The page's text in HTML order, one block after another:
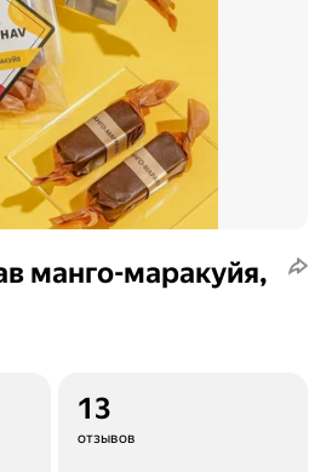
манго-маракуйя,
13
отзывов